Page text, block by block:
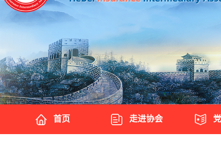
首页 走进协会